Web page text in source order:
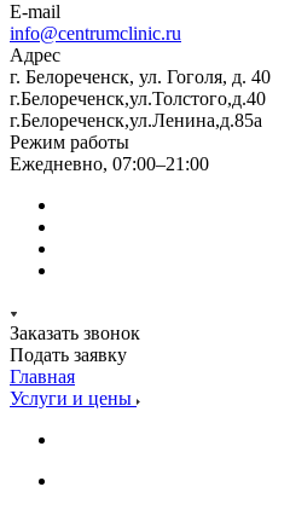
E-mail
info@centrumclinic.ru
Адрес
г. Белореченск, ул. Гоголя, д. 40
г.Белореченск,ул.Толстого,д.40
г.Белореченск,ул.Ленина,д.85а
Режим работы
Ежедневно, 07:00–21:00
Заказать звонок
Подать заявку
Главная
Услуги и цены